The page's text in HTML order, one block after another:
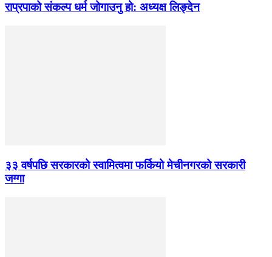
राप्रपाको संकल्प धर्म जोगाउनु हो: अध्यक्ष लिङ्देन
३३ वर्षपछि सरकारको स्वामित्वमा फर्कियो मेचीनगरको सरकारी
जग्गा